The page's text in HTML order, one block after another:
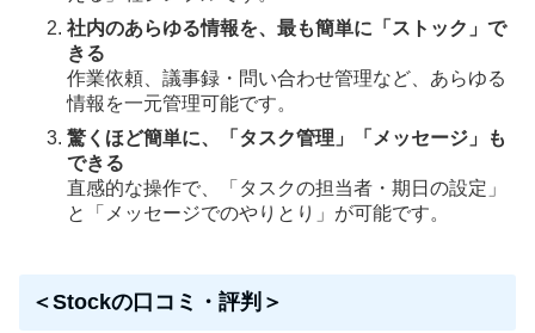
社内のあらゆる情報を、最も簡単に「ストック」で
きる
作業依頼、議事録・問い合わせ管理など、あらゆる
情報を一元管理可能です。
驚くほど簡単に、「タスク管理」「メッセージ」も
できる
直感的な操作で、「タスクの担当者・期日の設定」
と「メッセージでのやりとり」が可能です。
＜Stockの口コミ・評判＞